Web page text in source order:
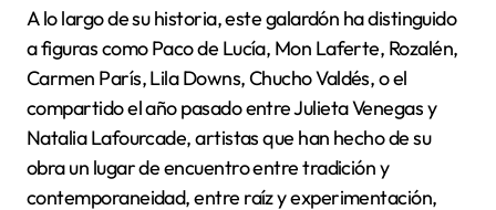
A lo largo de su historia, este galardón ha distinguido
a figuras como Paco de Lucía, Mon Laferte, Rozalén,
Carmen París, Lila Downs, Chucho Valdés, o el
compartido el año pasado entre Julieta Venegas y
Natalia Lafourcade, artistas que han hecho de su
obra un lugar de encuentro entre tradición y
contemporaneidad, entre raíz y experimentación,